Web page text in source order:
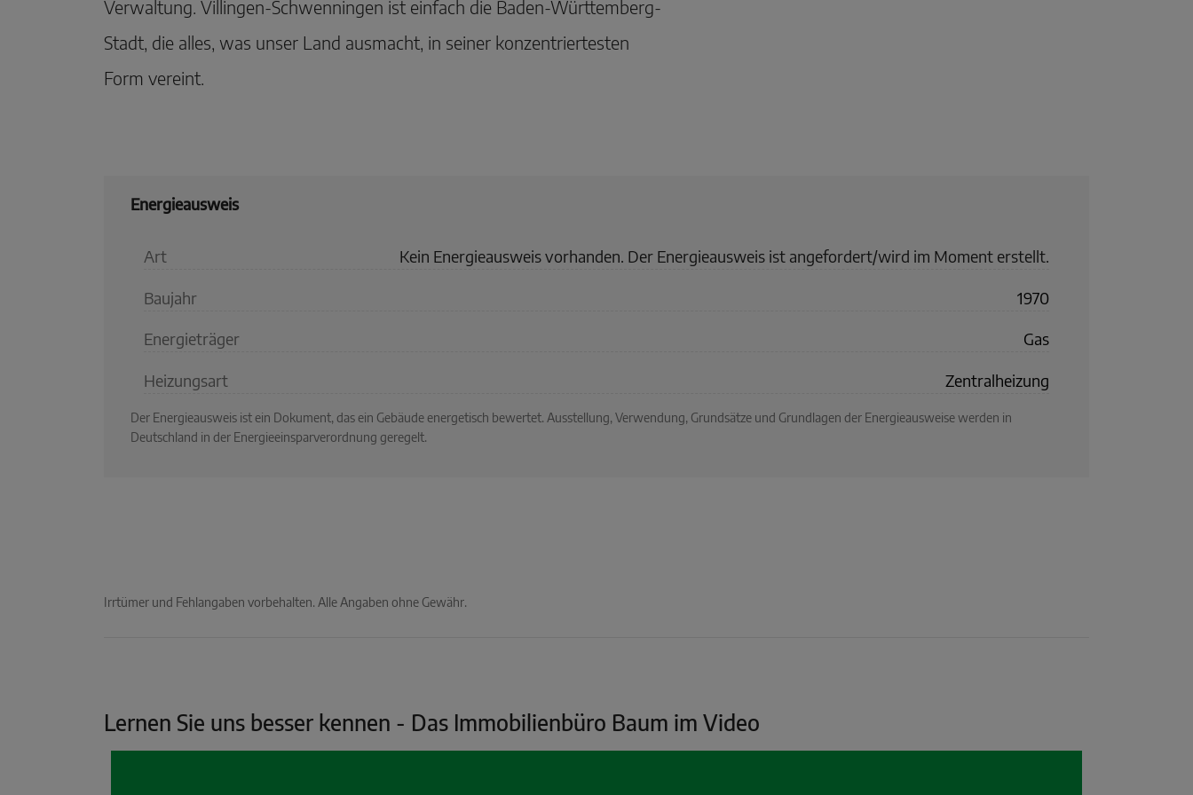
Verwaltung. Villingen-Schwenningen ist einfach die Baden-Württemberg-
Stadt, die alles, was unser Land ausmacht, in seiner konzentriertesten
Form vereint.
Energieausweis
Art Kein Energieausweis vorhanden. Der Energieausweis ist angefordert/wird im Moment erstellt.
Baujahr 1970
Energieträger Gas
Heizungsart Zentralheizung
Der Energieausweis ist ein Dokument, das ein Gebäude energetisch bewertet. Ausstellung, Verwendung, Grundsätze und Grundlagen der Energieausweise werden in
Deutschland in der Energieeinsparverordnung geregelt.
Irrtümer und Fehlangaben vorbehalten. Alle Angaben ohne Gewähr.
Lernen Sie uns besser kennen - Das Immobilienbüro Baum im Video